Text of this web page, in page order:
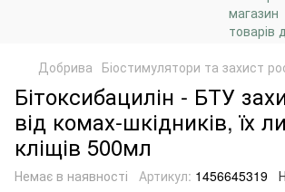
Добрива Біостимулятори та захист
Бітоксибацилін - БТУ
від комах-шкідників, їх
кліщів 500мл
Немає в наявності Артикул: 1456645319